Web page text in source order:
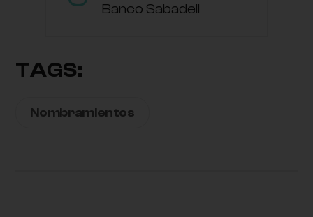
Banco Sabadell
TAGS:
Nombramientos